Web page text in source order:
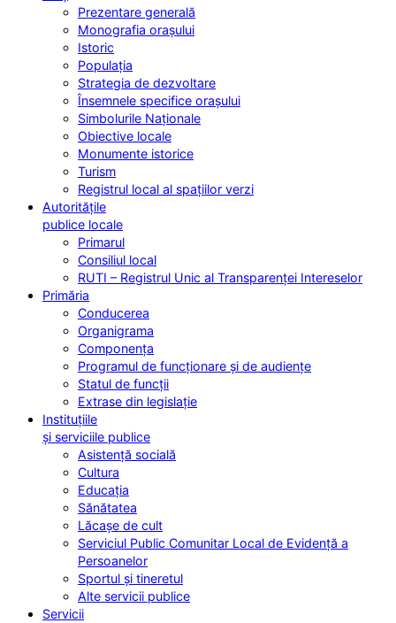
Prezentare generală
Monografia orașului
Istoric
Populația
Strategia de dezvoltare
Însemnele specifice orașului
Simbolurile Naționale
Obiective locale
Monumente istorice
Turism
Registrul local al spațiilor verzi
Autoritățile
publice locale
Primarul
Consiliul local
RUTI – Registrul Unic al Transparenței Intereselor
Primăria
Conducerea
Organigrama
Componența
Programul de funcționare și de audiențe
Statul de funcții
Extrase din legislație
Instituțiile
și serviciile publice
Asistență socială
Cultura
Educația
Sănătatea
Lăcașe de cult
Serviciul Public Comunitar Local de Evidență a
Persoanelor
Sportul și tineretul
Alte servicii publice
Servicii